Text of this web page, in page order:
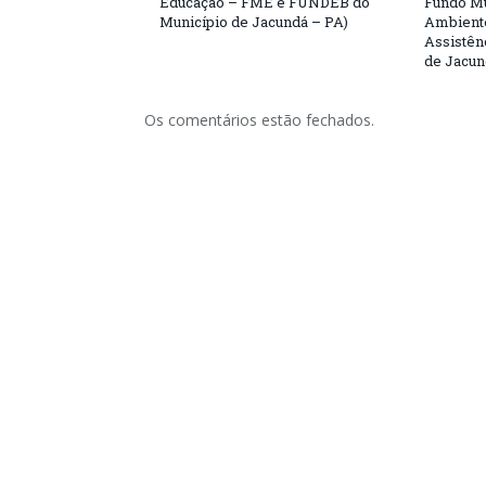
Município de Jacundá – PA)
de
Os comentários estão fechados.